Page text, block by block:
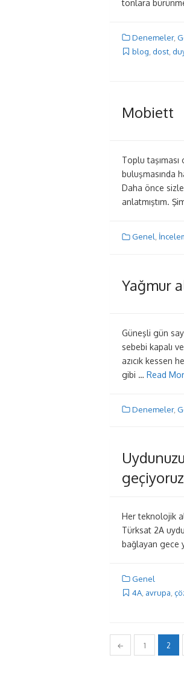
tonlara
Denemeler,
blog dost
Mobiett
Toplu
buluşmasında
Daha önce
anlatmıştım.
Genel,
Yağmur
Güneşli gün
sebebi kapalı
azıcık kessen
gibi … Read
Denemeler,
Her teknolojik
Türksat 2A
bağlayan gece
Genel
4A avrupa
Yazı
dolaşımı
← 1 2